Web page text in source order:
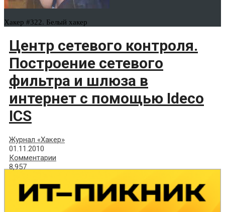
Хакер #322. Белый хакер
Центр сетевого контроля.
Построение сетевого
фильтра и шлюза в
интернет с помощью Ideco
ICS
Журнал «Хакер»
01.11.2010
Комментарии
8,957